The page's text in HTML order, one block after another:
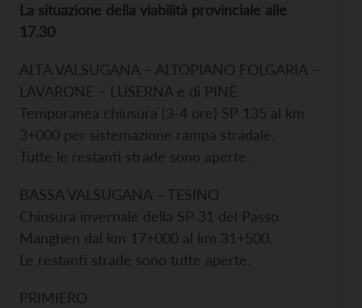
La situazione della viabilità provinciale alle
17.30
ALTA VALSUGANA – ALTOPIANO FOLGARIA –
LAVARONE – LUSERNA e di PINÈ
Temporanea chiusura (3-4 ore) SP 135 al km
3+000 per sistemazione rampa stradale.
Tutte le restanti strade sono aperte.
BASSA VALSUGANA – TESINO
Chiusura invernale della SP 31 del Passo
Manghen dal km 17+000 al km 31+500.
Le restanti strade sono tutte aperte.
PRIMIERO